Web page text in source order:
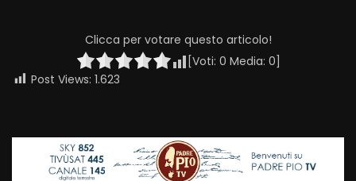
Clicca per votare questo articolo!
[Voti: 0 Media: 0]
Post Views: 1.623